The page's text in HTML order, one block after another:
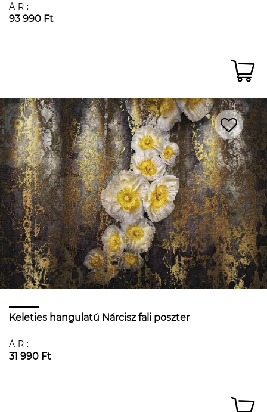
ÁR:
93 990 Ft
Keleties hangulatú Nárcisz fali poszter
ÁR:
31 990 Ft